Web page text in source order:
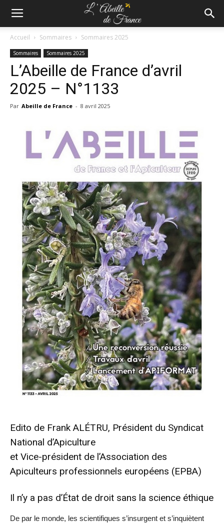
Accueil Sommaires Sommaires 2025
Sommaires Sommaires 2025
L’Abeille de France d’avril
2025 – N°1133
Par Abeille de France - 8 avril 2025
Edito de Frank ALÉTRU, Président du Syndicat
National d’Apiculture
et Vice-président de l’Association des
Apiculteurs professionnels européens (EPBA)
Il n’y a pas d’État de droit sans la science éthique
De par le monde, les scientifiques s’insurgent et s’inquiètent